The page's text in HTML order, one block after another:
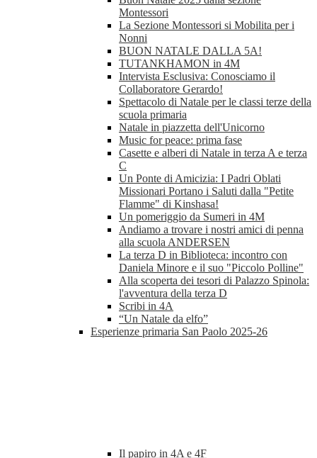
Montessori
La Sezione Montessori si Mobilita per i
Nonni
BUON NATALE DALLA 5A!
TUTANKHAMON in 4M
Intervista Esclusiva: Conosciamo il
Collaboratore Gerardo!
Spettacolo di Natale per le classi terze della
scuola primaria
Natale in piazzetta dell'Unicorno
Music for peace: prima fase
Casette e alberi di Natale in terza A e terza
C
Un Ponte di Amicizia: I Padri Oblati
Missionari Portano i Saluti dalla "Petite
Flamme" di Kinshasa!
Un pomeriggio da Sumeri in 4M
Andiamo a trovare i nostri amici di penna
alla scuola ANDERSEN
La terza D in Biblioteca: incontro con
Daniela Minore e il suo "Piccolo Polline"
Alla scoperta dei tesori di Palazzo Spinola:
l'avventura della terza D
Scribi in 4A
“Un Natale da elfo”
Esperienze primaria San Paolo 2025-26
Il papiro in 4A e 4F